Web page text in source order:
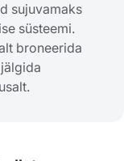
sujuvamaks
süsteemi.
broneerida